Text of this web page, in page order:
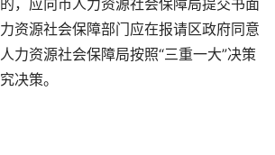
，应向市人力资源社会保障局提交书面
资源社会保障部门应在报请区政府同意
力资源社会保障局按照“三重一大”决策
决策。